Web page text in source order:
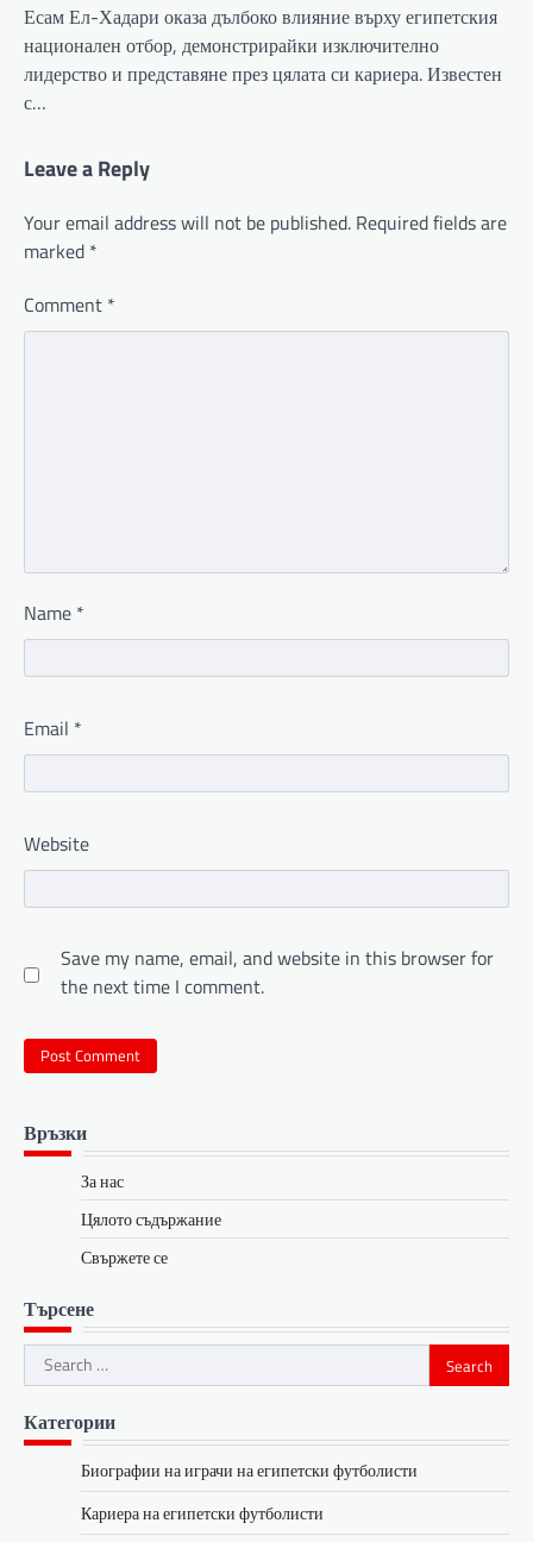
Есам Ел-Хадари оказа дълбоко влияние върху египетския
национален отбор, демонстрирайки изключително
лидерство и представяне през цялата си кариера. Известен
с…
Leave a Reply
Your email address will not be published. Required fields are
marked *
Comment *
Name *
Email *
Website
Save my name, email, and website in this browser for
the next time I comment.
Връзки
За нас
Цялото съдържание
Свържете се
Търсене
Search
for:
Категории
Биографии на играчи на египетски футболисти
Кариера на египетски футболисти